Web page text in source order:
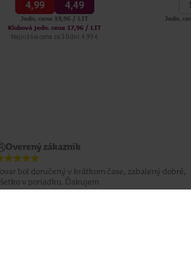
4,99 4,49
Jedn. cena 19,96 / LIT
Klubová jedn. cena 17,96 / LIT
Najnižšia cena za 30 dní: 4,99 €
Jedn.
Overený zákazník
bol doručený v krátkom čase, zabalený dobré,
v poriadku. Ďakujem